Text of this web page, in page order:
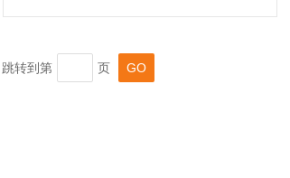
跳转到第 页